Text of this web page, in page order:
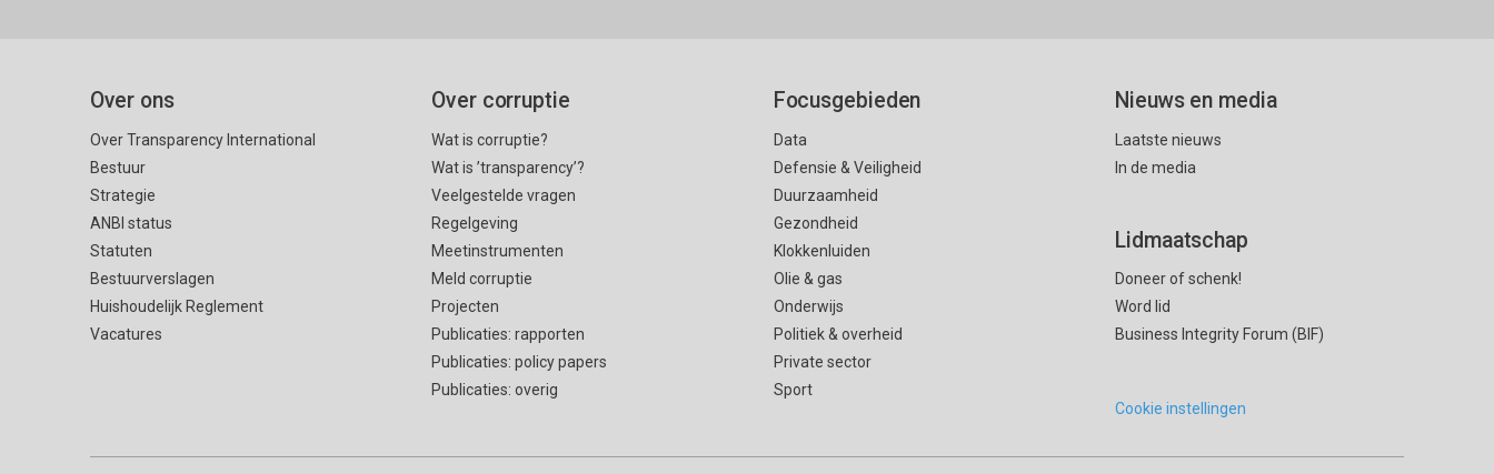
Over ons
Over Transparency International
Bestuur
Strategie
ANBI status
Statuten
Bestuurverslagen
Huishoudelijk Reglement
Vacatures
Over corruptie
Wat is corruptie?
Wat is ’transparency’?
Veelgestelde vragen
Regelgeving
Meetinstrumenten
Meld corruptie
Projecten
Publicaties: rapporten
Publicaties: policy papers
Publicaties: overig
Focusgebieden
Data
Defensie & Veiligheid
Duurzaamheid
Gezondheid
Klokkenluiden
Olie & gas
Onderwijs
Politiek & overheid
Private sector
Sport
Nieuws en media
Laatste nieuws
In de media
Lidmaatschap
Doneer of schenk!
Word lid
Business Integrity Forum (BIF)
Cookie instellingen